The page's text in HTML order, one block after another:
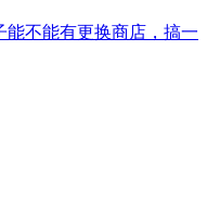
不能有更换商店，搞一